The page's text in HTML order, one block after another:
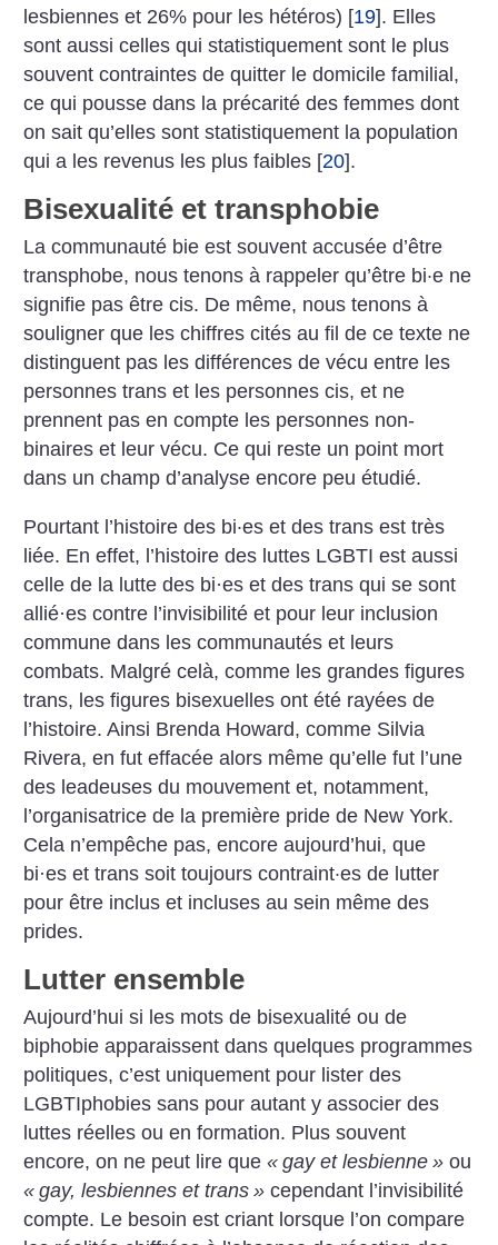
lesbiennes et 26% pour les hétéros) [19]. Elles
sont aussi celles qui statistiquement sont le plus
souvent contraintes de quitter le domicile familial,
ce qui pousse dans la précarité des femmes dont
on sait qu’elles sont statistiquement la population
qui a les revenus les plus faibles [20].
Bisexualité et transphobie
La communauté bie est souvent accusée d’être
transphobe, nous tenons à rappeler qu’être bi·e ne
signifie pas être cis. De même, nous tenons à
souligner que les chiffres cités au fil de ce texte ne
distinguent pas les différences de vécu entre les
personnes trans et les personnes cis, et ne
prennent pas en compte les personnes non-
binaires et leur vécu. Ce qui reste un point mort
dans un champ d’analyse encore peu étudié.
Pourtant l’histoire des bi·es et des trans est très
liée. En effet, l’histoire des luttes LGBTI est aussi
celle de la lutte des bi·es et des trans qui se sont
allié·es contre l’invisibilité et pour leur inclusion
commune dans les communautés et leurs
combats. Malgré celà, comme les grandes figures
trans, les figures bisexuelles ont été rayées de
l’histoire. Ainsi Brenda Howard, comme Silvia
Rivera, en fut effacée alors même qu’elle fut l’une
des leadeuses du mouvement et, notamment,
l’organisatrice de la première pride de New York.
Cela n’empêche pas, encore aujourd’hui, que
bi·es et trans soit toujours contraint·es de lutter
pour être inclus et incluses au sein même des
prides.
Lutter ensemble
Aujourd’hui si les mots de bisexualité ou de
biphobie apparaissent dans quelques programmes
politiques, c’est uniquement pour lister des
LGBTIphobies sans pour autant y associer des
luttes réelles ou en formation. Plus souvent
encore, on ne peut lire que« gay et lesbienne » ou
« gay, lesbiennes et trans » cependant l’invisibilité
compte. Le besoin est criant lorsque l’on compare